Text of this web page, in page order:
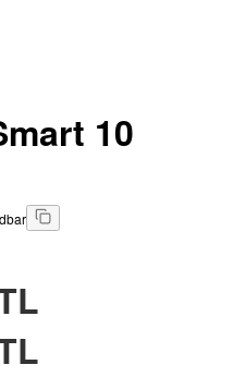
10